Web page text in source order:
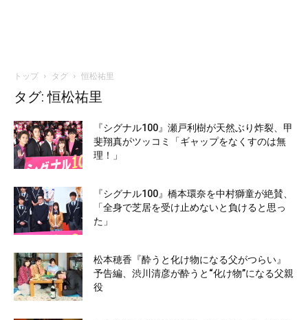
トップ タグ 恒松祐里
タグ: 恒松祐里
『シグナル100』瀬戸利樹が天然ぶり炸裂、甲
斐翔真がツッコミ「ギャップをなくすのは無
理！」
『シグナル100』橋本環奈を中村獅童が絶賛、
「全身で芝居を受け止めないと負けると思っ
た」
松本穂香『酔うと化け物になる父がつらい』
予告編、渋川清彦が酔うと“化け物”になる父親
役